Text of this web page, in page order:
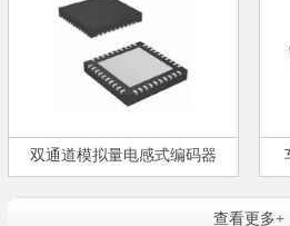
双通道模拟量电感式编码器
查看更多+